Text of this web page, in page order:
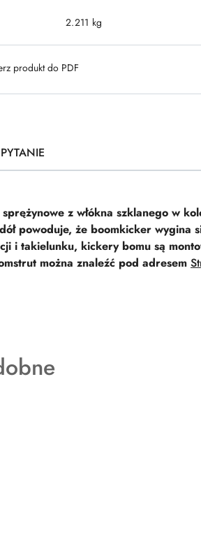
2.211 kg
produkt do PDF
z włókna szklanego w
powoduje, że boomkicker wygina
i takielunku, kickery bomu są
można znaleźć pod adresem